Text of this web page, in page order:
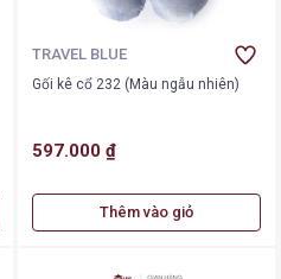
TRAVEL BLUE
Gối kê cổ 232 (Màu ngẫu nhiên)
597.000 ₫
Thêm vào giỏ